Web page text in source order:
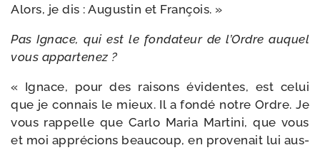
Alors, je dis : Augustin et François. »
Pas Ignace, qui est le fon­da­teur de l’Ordre auquel
vous appartenez ?
« Ignace, pour des rai­sons évi­dentes, est celui
que je connais le mieux. Il a fon­dé notre Ordre. Je
vous rap­pelle que Carlo Maria Martini, que vous
et moi appré­cions beau­coup, en pro­ve­nait lui aus­